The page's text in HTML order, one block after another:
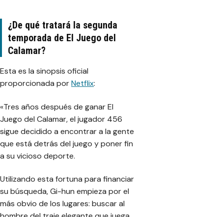
¿De qué tratará la segunda
temporada de El Juego del
Calamar?
Esta es la sinopsis oficial
proporcionada porNetflix:
«Tres años después de ganar El
Juego del Calamar, el jugador 456
sigue decidido a encontrar a la gente
que está detrás del juego y poner fin
a su vicioso deporte.
Utilizando esta fortuna para financiar
su búsqueda, Gi-hun empieza por el
más obvio de los lugares: buscar al